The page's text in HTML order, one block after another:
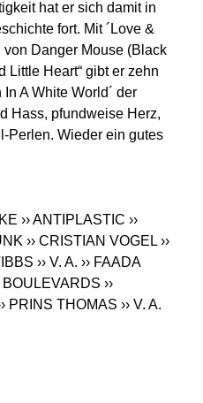
hat er sich damit in
fort. Mit ´Love &
Danger Mouse (Black
Little Heart“ gibt er zehn
A White World´ der
Hass, pfundweise Herz,
Perlen. Wieder ein gutes
›› ANTIPLASTIC ››
›› CRISTIAN VOGEL ››
›› V. A. ›› FAADA
BOULEVARDS ››
PRINS THOMAS ›› V. A.